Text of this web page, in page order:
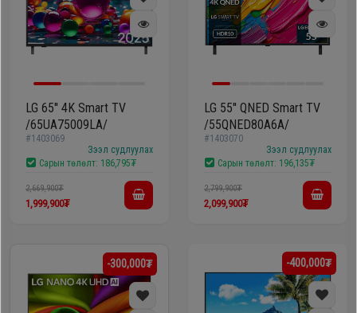
LG 65'' 4K Smart TV
/65UA75009LA/
#1403069
Зээл судлуулах
Сарын төлөлт: 186,795₮
2,669,900₮
1,999,900₮
LG 55'' QNED Smart TV
/55QNED80A6A/
#1403070
Зээл судлуулах
Сарын төлөлт: 196,135₮
2,799,900₮
2,099,900₮
-300,000₮ -400,000₮